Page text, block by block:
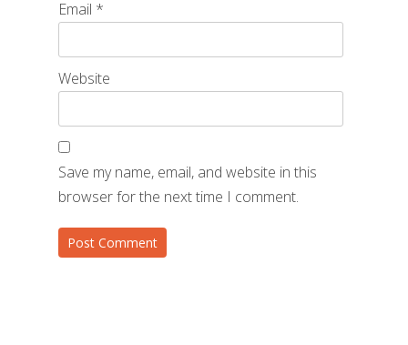
Email *
Website
Save my name, email, and website in this
browser for the next time I comment.